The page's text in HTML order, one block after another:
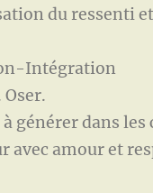
du ressenti
Intégration
Oser.
générer dans les
avec amour et